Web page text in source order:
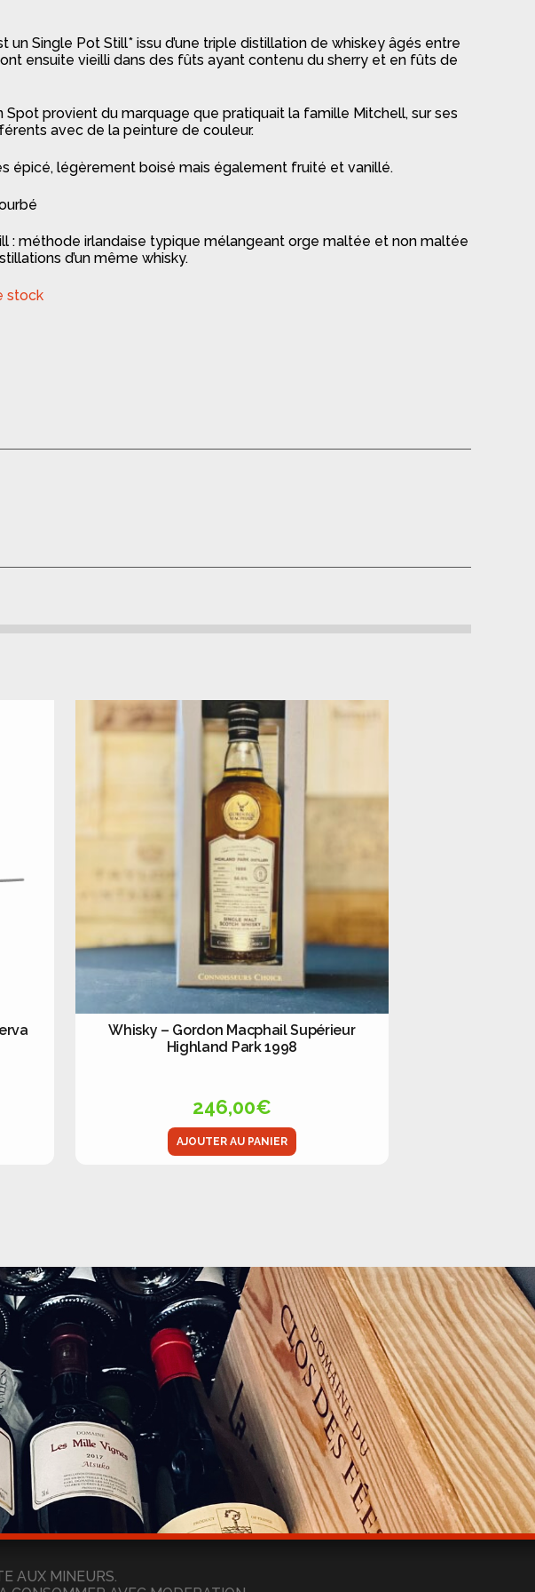
un Single Pot Still* issu d’une triple distillation de whiskey âgés entre
ont ensuite vieilli dans des fûts ayant contenu du sherry et en fûts de
Spot provient du marquage que pratiquait la famille Mitchell, sur ses
avec de la peinture de couleur.
épicé, légèrement boisé mais également fruité et vanillé.
: méthode irlandaise typique mélangeant orge maltée et non maltée
d’un même whisky.
stock
Whisky – Gordon Macphail Supérieur
Highland Park 1998
246,00€
AJOUTER AU PANIER
AUX MINEURS.